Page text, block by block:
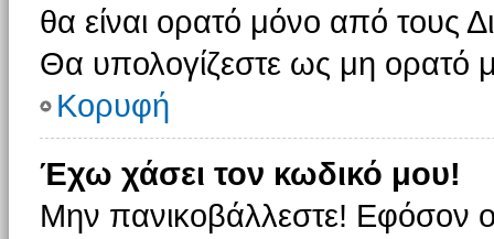
θα είναι ορατό μόνο από τους
Θα υπολογίζεστε ως μη ορατό
Κορυφή
Έχω χάσει τον κωδικό μου!
Μην πανικοβάλλεστε! Εφόσον